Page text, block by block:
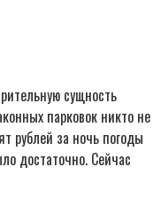
сущность
парковок никто не
рублей за ночь погоды
достаточно. Сейчас